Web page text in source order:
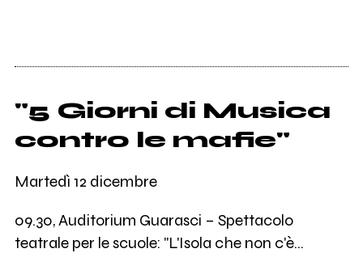
"5 Giorni di Musica
contro le mafie"
Martedì 12 dicembre
09.30, Auditorium Guarasci – Spettacolo
teatrale per le scuole: "L'Isola che non c'è…